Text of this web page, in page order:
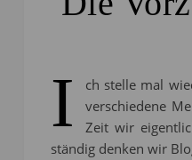
I
ch stelle mal
verschiedene
Zeit wir
ständig denken wir